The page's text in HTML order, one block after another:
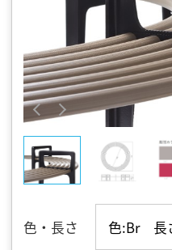
色・長さ